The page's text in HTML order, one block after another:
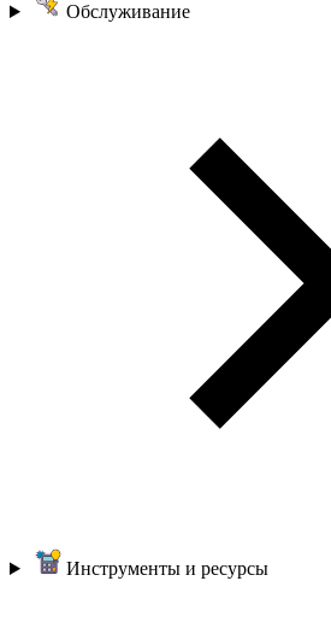
Обслуживание
Инструменты и ресурсы